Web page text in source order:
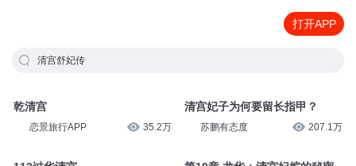
打开APP
清宫舒妃传
乾清宫
恋景旅行APP 35.2万
清宫妃子为何要留长指甲？
苏鹏有态度 207.1万